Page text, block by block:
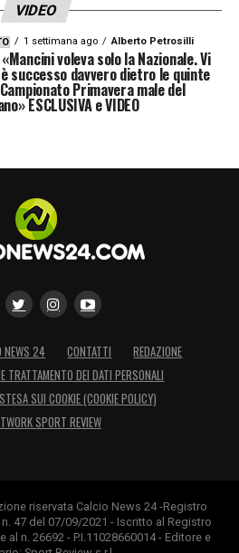
VIDEO
1 settimana ago Alberto Petrosilli
voleva solo la Nazionale. Vi
successo davvero dietro le quinte
Primavera male del
ESCLUSIVA e VIDEO
NEWS 24 CONTATTI
REDAZIONE
TRATTAMENTO DEI DATI PERSONALI
SUI COOKIE (COOKIE POLICY)
SPORT REVIEW
riservata Calcio News 24 -Registro
47 del 07/09/2021 - Iscritto al Registro
n. 26692 - P.I.11028660014 - Editore e